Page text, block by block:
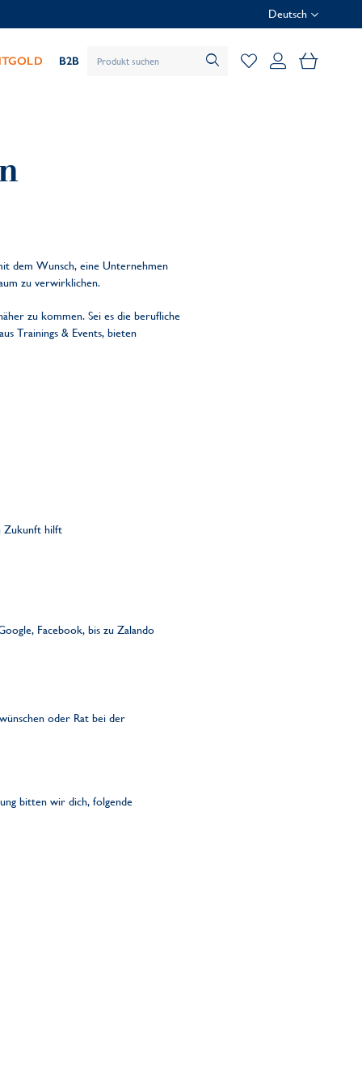
Deutsch
B2B Mein
dem Wunsch, eine Unternehmen
zu verwirklichen.
zu kommen. Sei es die berufliche
Trainings & Events, bieten
Zukunft hilft
Facebook, bis zu Zalando
oder Rat bei der
bitten wir dich, folgende